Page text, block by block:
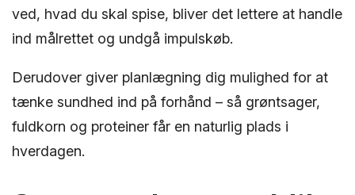
ved, hvad du skal spise, bliver det lettere at handle
ind målrettet og undgå impulskøb.
Derudover giver planlægning dig mulighed for at
tænke sundhed ind på forhånd – så grøntsager,
fuldkorn og proteiner får en naturlig plads i
hverdagen.